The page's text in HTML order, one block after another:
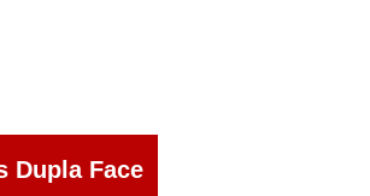
Dupla Face